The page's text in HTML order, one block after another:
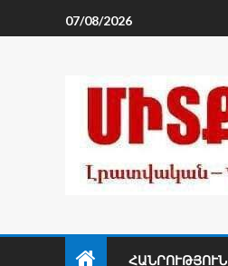
07/08/2026
ՀԱՆՐՈՒԹՅՈՒՆ